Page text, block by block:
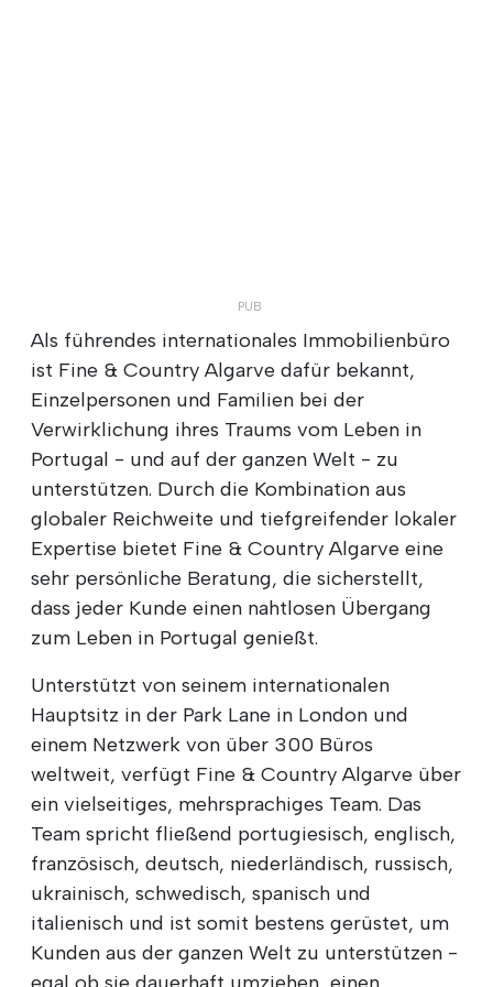
Als führendes internationales Immobilienbüro
ist Fine & Country Algarve dafür bekannt,
Einzelpersonen und Familien bei der
Verwirklichung ihres Traums vom Leben in
Portugal - und auf der ganzen Welt - zu
unterstützen. Durch die Kombination aus
globaler Reichweite und tiefgreifender lokaler
Expertise bietet Fine & Country Algarve eine
sehr persönliche Beratung, die sicherstellt,
dass jeder Kunde einen nahtlosen Übergang
zum Leben in Portugal genießt.
Unterstützt von seinem internationalen
Hauptsitz in der Park Lane in London und
einem Netzwerk von über 300 Büros
weltweit, verfügt Fine & Country Algarve über
ein vielseitiges, mehrsprachiges Team. Das
Team spricht fließend portugiesisch, englisch,
französisch, deutsch, niederländisch, russisch,
ukrainisch, schwedisch, spanisch und
italienisch und ist somit bestens gerüstet, um
Kunden aus der ganzen Welt zu unterstützen -